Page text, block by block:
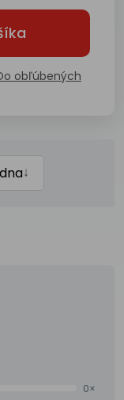
obľúbených
↓
0×